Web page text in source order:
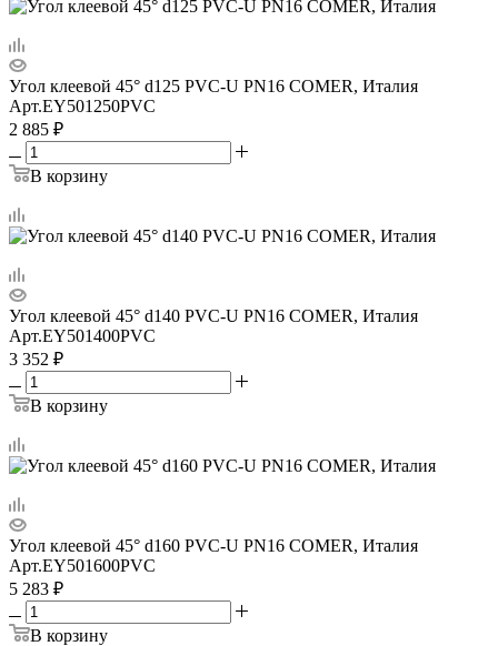
Угол клеевой 45° d125 PVC-U PN16 COMER, Италия
Арт.EY501250PVC
2 885 ₽
В корзину
Угол клеевой 45° d140 PVC-U PN16 COMER, Италия
Арт.EY501400PVC
3 352 ₽
В корзину
Угол клеевой 45° d160 PVC-U PN16 COMER, Италия
Арт.EY501600PVC
5 283 ₽
В корзину